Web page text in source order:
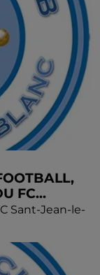
FC...
Sant-Jean-le-